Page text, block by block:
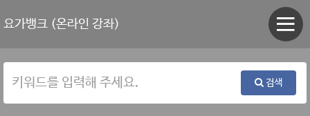
요가뱅크 (온라인 강좌)
검색